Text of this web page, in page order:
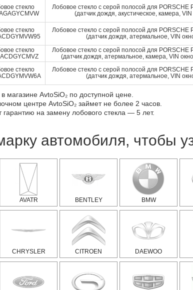
стекло
Лобовое стекло с серой полосой для PORSCHE
(датчик дождя, акустическое, камера,
стекло
Лобовое стекло с серой полосой для PORSCHE
(датчик дождя, атермальное, VIN
стекло
Лобовое стекло с серой полосой для PORSCHE
(датчик дождя, атермальное, камера, VIN
стекло
Лобовое стекло с серой полосой для PORSCHE
(датчик дождя, атермальное, VIN
магазине AvtoSiO₂ по доступной цене.
центре AvtoSiO₂ займет не более 2 часов.
на замену лобового стекла — 5 лет.
автомобиля, чтобы
AVATR BENTLEY BMW
CHRYSLER CITROEN DAEWOO